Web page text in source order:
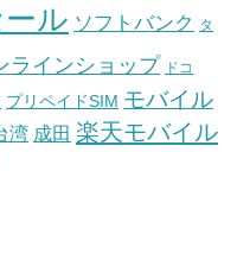
ル ソフトバンク タ
ラインショップ ドコ
プリペイドSIM モバイル
湾 成田 楽天モバイル